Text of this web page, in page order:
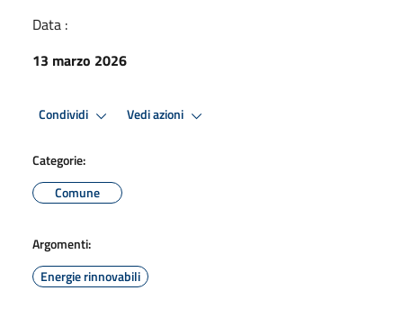
Data :
13 marzo 2026
Condividi Vedi azioni
Categorie:
Comune
Argomenti:
Energie rinnovabili